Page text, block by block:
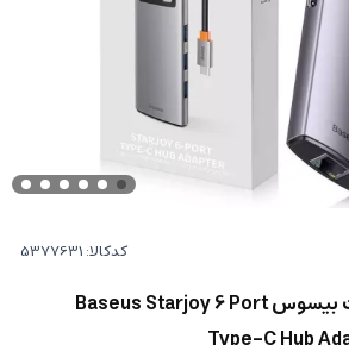
کدکالا:
هاب تایپ سی 6 پورت بیسوس Baseus Starjoy 6 Port